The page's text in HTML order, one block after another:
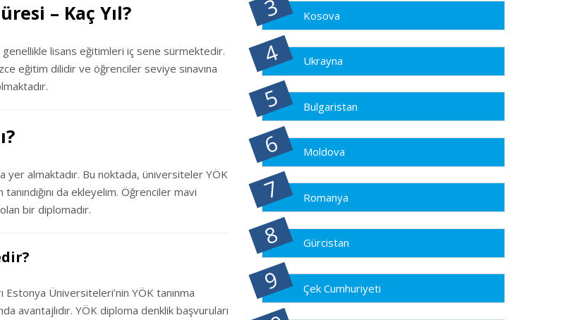
– Kaç Yıl?
lisans eğitimleri iç sene sürmektedir.
eğitim dilidir ve öğrenciler seviye sınavına
yer almaktadır. Bu noktada, üniversiteler YÖK
da ekleyelim. Öğrenciler mavi
bir diplomadır.
Estonya Üniversiteleri’nin YÖK tanınma
avantajlıdır. YÖK diploma denklik başvuruları
Kosova
Ukrayna
Bulgaristan
Moldova
Romanya
Gürcistan
Çek Cumhuriyeti